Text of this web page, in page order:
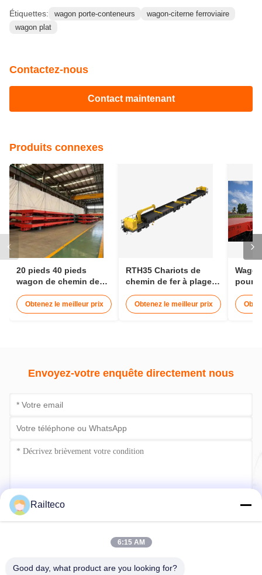
Étiquettes: wagon porte-conteneurs
wagon-citerne ferroviaire
wagon plat
Contactez-nous
Contact maintenant
Produits connexes
20 pieds 40 pieds
wagon de chemin de
conteneur 30t
Obtenez le meilleur prix
RTH35 Chariots de
chemin de fer à plage
transportant 25 m de
train
Obtenez le meilleur prix
pour
Envoyez-votre enquête directement nous
Railteco
6:15 AM
Good day, what product are you looking for?